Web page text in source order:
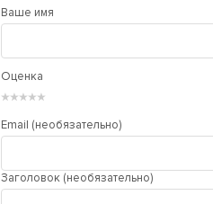
Ваше имя
Оценка
★
★
★
★
★
Email (необязательно)
Заголовок (необязательно)